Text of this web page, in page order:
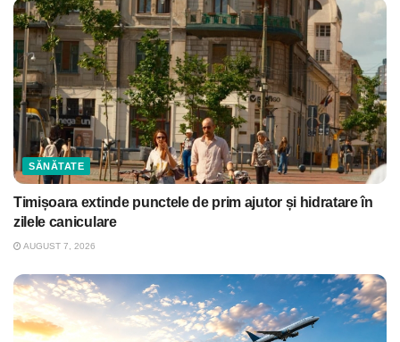
SĂNĂTATE
Timișoara extinde punctele de prim ajutor și hidratare în
zilele caniculare
AUGUST 7, 2026